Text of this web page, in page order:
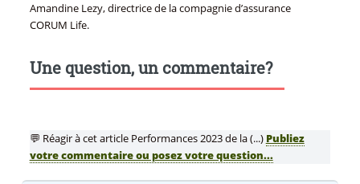
Amandine Lezy, directrice de la compagnie d’assurance
CORUM Life.
Une question, un commentaire?
💬 Réagir à cet article Performances 2023 de la (...) Publiez
votre commentaire ou posez votre question...